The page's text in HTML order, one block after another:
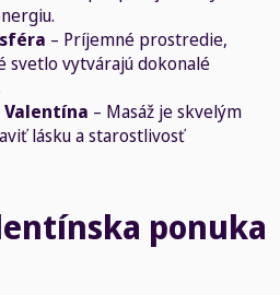
– Príjemné prostredie,
svetlo vytvárajú dokonalé
– Masáž je skvelým
lásku a starostlivosť
ponuka